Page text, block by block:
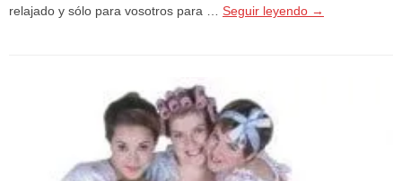
relajado y sólo para vosotros para … Seguir leyendo →